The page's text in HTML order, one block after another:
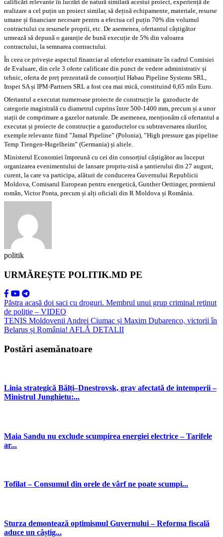
calificări relevante în lucrări de natură similară acestui proiect, experiență de
realizare a cel puțin un proiect similar, să dețină echipamente, materiale, resurse
umane și financiare necesare pentru a efectua cel puțin 70% din volumul
contractului cu resursele proprii, etc. De asemenea, ofertantul câștigător
urmează să depună o garanție de bună execuție de 5% din valoarea
contractului, la semnarea contractului.
În ceea ce privește aspectul financiar al ofertelor examinate în cadrul Comisiei
de Evaluare, din cele 3 oferte calificate din punct de vedere administrativ și
tehnic, oferta de preț prezentată de consorțiul Habau Pipeline Systems SRL,
Inspet SA și IPM-Partners SRL a fost cea mai mică, constituind 6,65 mln Euro.
Ofertantul a executat numeroase proiecte de construcție la gazoducte de
categorie magistrală cu diametrul cuprins între 500-1400 mm, precum și a unor
stații de comprimare a gazelor naturale. De asemenea, menționăm că ofertantul a
executat și proiecte de construcție a gazoductelor cu subtraversarea râurilor,
exemple relevante fiind ”Jamal Pipeline” (Polonia), ”High pressure gas pipeline
Temp Tiengen-Hugelheim” (Germania) și altele.
Ministerul Economiei împreună cu cei din consorțiul câștigător au început
organizarea evenimentului de lansare propriu-zisă a șantierului din 27 august,
curent, la care va participa, alături de conducerea Guvernului Republicii
Moldova, Comisarul European pentru energetică, Gunther Oettinger, premierul
român, Victor Ponta, precum și alți oficiali din R Moldova și România.
politik
URMĂREȘTE POLITIK.MD PE
Păstra acasă doi saci cu droguri. Membrul unui grup criminal reţinut
de poliţie – VIDEO
TENIS Moldovenii Andrei Ciumac și Maxim Dubarenco, victorii în
Belarus și România! AFLĂ DETALII
Postări asemănatoare
Linia strategică Bălți–Dnestrovsk, grav afectată de intemperii –
Ministrul Junghietu:...
Maia Sandu nu exclude scumpirea energiei electrice – Tarifele
ar...
Tofilat – Consumul din orele de vârf ne poate scumpi...
Sturza demontează optimismul Guvernului – Reforma fiscală
aduce un câștig...